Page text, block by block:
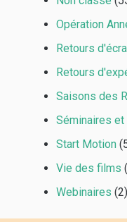
Opération
Retours
Retours
Saisons des
Séminaires
Start Motion
Vie des films
Webinaires (2)